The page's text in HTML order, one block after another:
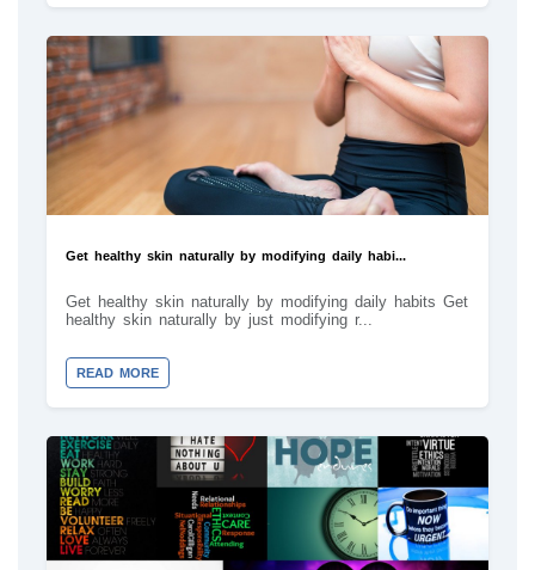
Get healthy skin naturally by modifying daily habi...
Get healthy skin naturally by modifying daily habits Get
healthy skin naturally by just modifying r...
READ MORE